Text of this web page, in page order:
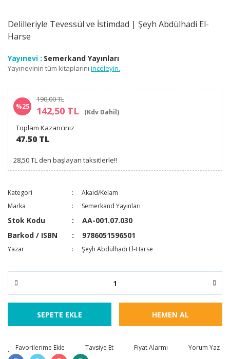
Delilleriyle Tevessül ve İstimdad | Şeyh Abdülhadi El-
Harse
Yayınevi : Semerkand Yayınları
Yayınevinin tüm kitaplarını inceleyin.
%25
190,00 TL
142,50 TL (Kdv Dahil)
Toplam Kazancınız
47.50 TL
28,50 TL den başlayan taksitlerle!!
Kategori
Akaid/Kelam
Marka
Semerkand Yayınları
Stok Kodu
AA-001.07.030
Barkod / ISBN
9786051596501
Yazar Şeyh Abdülhadi El-Harse
SEPETE EKLE HEMEN AL
Tavsiye Et Fiyat Alarmı Yorum Yaz